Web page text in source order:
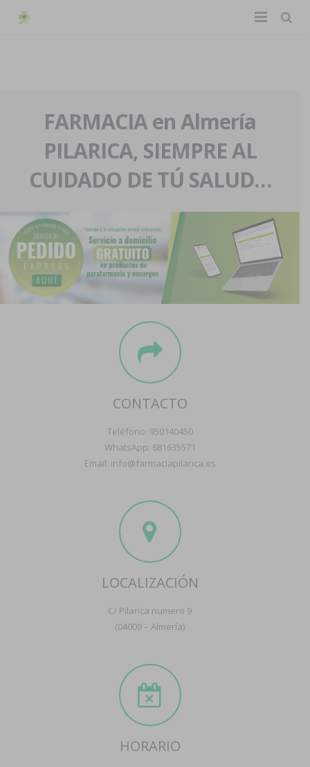
La farmacia
Nuestra historia
Nuestro equipo
Eventos
Servicios y reservas
Pedidos express
Blog
Contacto
Boletín
FARMACIA en Almería
PILARICA, SIEMPRE AL
CUIDADO DE TÚ SALUD…
CONTACTO
Teléfono: 950140450
WhatsApp: 681635571
Email: info@farmaciapilarica.es
LOCALIZACIÓN
C/ Pilarica numero 9
(04009 – Almería)
HORARIO